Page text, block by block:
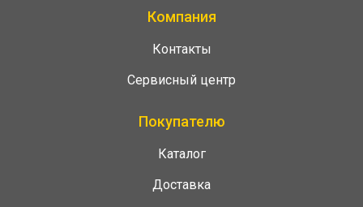
Компания
Контакты
Сервисный центр
Покупателю
Каталог
Доставка